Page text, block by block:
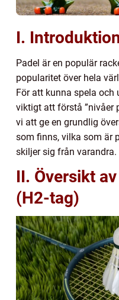
I.
Padel är en populär
popularitet över hela
För att kunna spela och
viktigt att förstå ”nivåer
vi att ge en grundlig
som finns, vilka som är
skiljer sig från varandra.
II. Översikt
(H2-tag)